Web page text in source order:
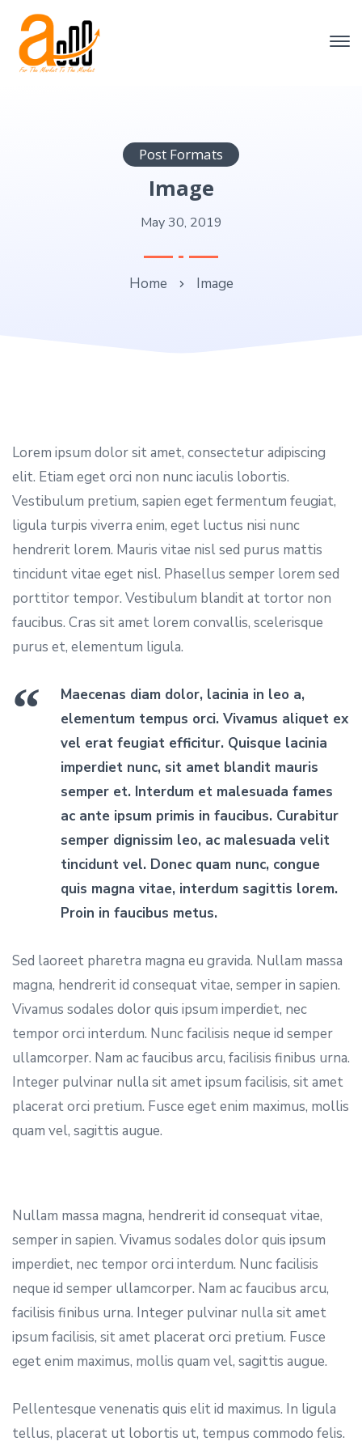
Post Formats
Image
May 30, 2019
Home Image
Lorem ipsum dolor sit amet, consectetur adipiscing
elit. Etiam eget orci non nunc iaculis lobortis.
Vestibulum pretium, sapien eget fermentum feugiat,
ligula turpis viverra enim, eget luctus nisi nunc
hendrerit lorem. Mauris vitae nisl sed purus mattis
tincidunt vitae eget nisl. Phasellus semper lorem sed
porttitor tempor. Vestibulum blandit at tortor non
faucibus. Cras sit amet lorem convallis, scelerisque
purus et, elementum ligula.
Maecenas diam dolor, lacinia in leo a,
elementum tempus orci. Vivamus aliquet ex
vel erat feugiat efficitur. Quisque lacinia
imperdiet nunc, sit amet blandit mauris
semper et. Interdum et malesuada fames
ac ante ipsum primis in faucibus. Curabitur
semper dignissim leo, ac malesuada velit
tincidunt vel. Donec quam nunc, congue
quis magna vitae, interdum sagittis lorem.
Proin in faucibus metus.
Sed laoreet pharetra magna eu gravida. Nullam massa
magna, hendrerit id consequat vitae, semper in sapien.
Vivamus sodales dolor quis ipsum imperdiet, nec
tempor orci interdum. Nunc facilisis neque id semper
ullamcorper. Nam ac faucibus arcu, facilisis finibus urna.
Integer pulvinar nulla sit amet ipsum facilisis, sit amet
placerat orci pretium. Fusce eget enim maximus, mollis
quam vel, sagittis augue.
Nullam massa magna, hendrerit id consequat vitae,
semper in sapien. Vivamus sodales dolor quis ipsum
imperdiet, nec tempor orci interdum. Nunc facilisis
neque id semper ullamcorper. Nam ac faucibus arcu,
facilisis finibus urna. Integer pulvinar nulla sit amet
ipsum facilisis, sit amet placerat orci pretium. Fusce
eget enim maximus, mollis quam vel, sagittis augue.
Pellentesque venenatis quis elit id maximus. In ligula
tellus, placerat ut lobortis ut, tempus commodo felis.